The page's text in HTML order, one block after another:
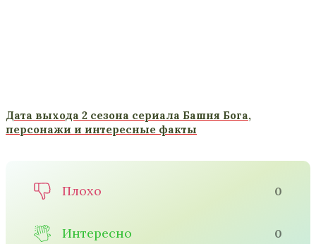
Дата выхода 2 сезона сериала Башня Бога,
персонажи и интересные факты
Плохо 0
Интересно 0